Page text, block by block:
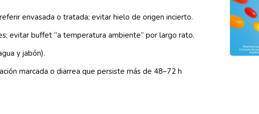
envasada o tratada; evitar hielo de origen incierto.
evitar buffet “a temperatura ambiente” por largo rato.
y jabón).
marcada o diarrea que persiste más de 48–72 h